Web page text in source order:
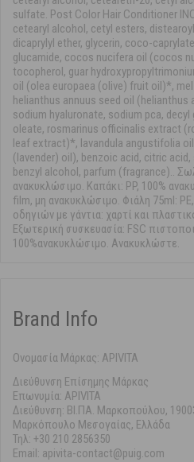
sulfate. Post Color Hair Conditioner
cetearyl alcohol, cetyl esters,
dicaprylyl ether, glycerin, coco-
glucamide, cocos nucifera oil (cocos
tocopherol, guar
oil (olea europaea (olive) fruit oil)*,
helianthus annuus seed oil
sodium hyaluronate, sodium pca,
oleate, rosmarinus officinalis extract
leaf extract)*, lavandula angustifolia
(lavender) oil), benzoic acid, citric
benzyl alcohol, parfum (fragrance)..
ανακυκλώσιμο. Καπάκι: PP, 100%
film, μη ανακυκλώσιμο. Φιάλη 75ml:
οδηγιών με γάντια: χαρτί και
Εξωτερική συσκευασία: FSC
100%ανακυκλώσιμο. Ανακυκλώστε.
Brand Info
Ονομασία Μάρκας: APIVITA
Διεύθυνση Επίσημης Μάρκας
Επωνυμία: APIVITA
Διεύθυνση: ΒΙ.ΠΑ. Μαρκοπούλου,
Μαρκόπουλο Μεσογαίας, Ελλάδα
Τηλ: +30 210 2856350
Email: apivita-contact@puig.com